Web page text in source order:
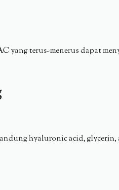
yang terus-menerus dapat
hyaluronic acid, glycerin,